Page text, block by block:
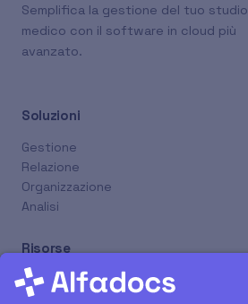
Semplifica la gestione del tuo studio
medico con il software in cloud più
avanzato.
Soluzioni
Gestione
Relazione
Organizzazione
Analisi
Risorse
Nuovi Rilasci
Supporto Remoto